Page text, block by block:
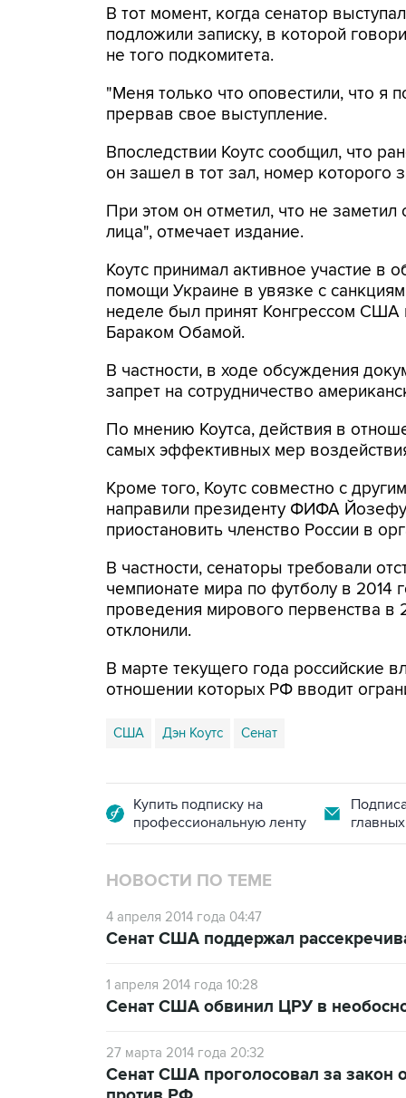
В тот момент, когда сенатор
подложили записку, в которой
не того подкомитета.
"Меня только что оповестили, что я
прервав свое выступление.
Впоследствии Коутс сообщил, что
он зашел в тот зал, номер которого
При этом он отметил, что не
лица", отмечает издание.
Коутс принимал активное участие в
помощи Украине в увязке с
неделе был принят Конгрессом США
Бараком Обамой.
В частности, в ходе обсуждения
запрет на сотрудничество
По мнению Коутса, действия в
самых эффективных мер
Кроме того, Коутс совместно с
направили президенту ФИФА
приостановить членство России в
В частности, сенаторы требовали
чемпионате мира по футболу в 2014
проведения мирового первенства в
отклонили.
В марте текущего года российские
отношении которых РФ вводит
США Дэн Коутс Сенат
Купить подписку на
профессиональную ленту
НОВОСТИ ПО ТЕМЕ
4 апреля 2014 года 04:47
Сенат США поддержал
1 апреля 2014 года 10:28
Сенат США обвинил ЦРУ в
27 марта 2014 года 20:32
Сенат США проголосовал за закон